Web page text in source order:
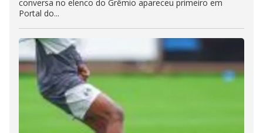
conversa no elenco do Grêmio apareceu primeiro em
Portal do...